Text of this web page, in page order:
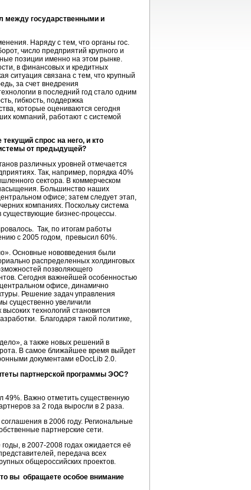
между государственными и
Наряду с тем, что органы гос.
число предприятий крупного и
позиции именно на этом рынке.
в финансовых и кредитных
ситуация связана с тем, что крупный
за счет внедрения
в последний год стало одним
гибкость, поддержка
которые оцениваются сегодня
компаний, работают с системой
спрос на него, и кто
от предыдущей?
различных уровней отмечается
Так, например, порядка 40%
сектора. В коммерческом
Большинство наших
офисе; затем следует этап,
компаниях. Поскольку система
существующие бизнес-процессы.
Так, по итогам работы
с 2005 годом, превысил 60%.
Основные нововведения были
распределенных холдинговых
позволяющего
Сегодня важнейшей особенностью
офисе, динамично
Решение задач управления
существенно увеличили
технологий становится
Благодаря такой политике,
а также новых решений в
В самое ближайшее время выйдет
документами eDocLib 2.0.
партнерской программы ЭОС?
49%. Важно отметить существенную
за 2 года выросли в 2 раза.
в 2006 году. Региональные
партнерские сети.
в 2007-2008 годах ожидается её
передача всех
общероссийских проектов.
вы обращаете особое внимание